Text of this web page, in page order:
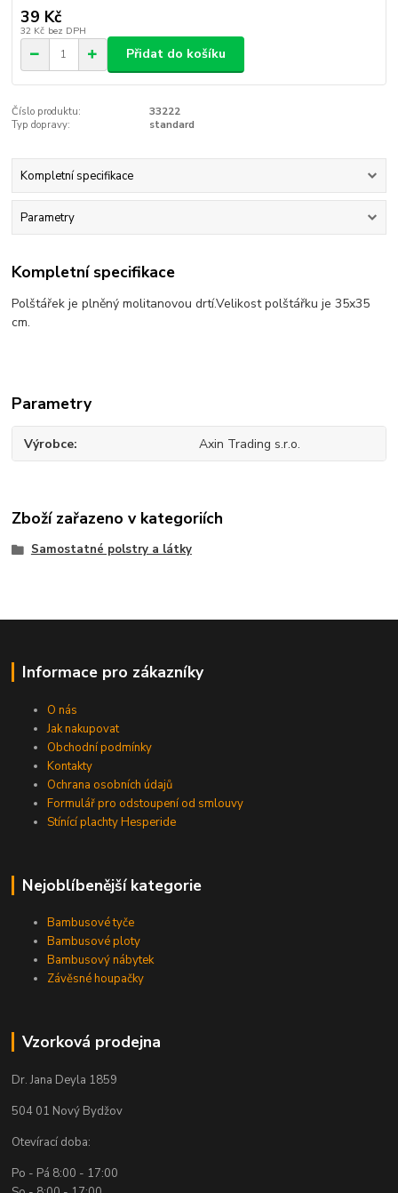
39 Kč
32 Kč bez DPH
Přidat do košíku
Číslo produktu:
33222
Typ dopravy:
standard
Kompletní specifikace
Parametry
Kompletní specifikace
Polštářek je plněný molitanovou drtí.Velikost polštářku je 35x35
cm.
Parametry
Výrobce Axin Trading s.r.o.
Zboží zařazeno v kategoriích
Samostatné polstry a látky
Informace pro zákazníky
O nás
Jak nakupovat
Obchodní podmínky
Kontakty
Ochrana osobních údajů
Formulář pro odstoupení od smlouvy
Stínící plachty Hesperide
Nejoblíbenější kategorie
Bambusové tyče
Bambusové ploty
Bambusový nábytek
Závěsné houpačky
Vzorková prodejna
Dr. Jana Deyla 1859
504 01 Nový Bydžov
Otevírací doba:
Po - Pá 8:00 - 17:00